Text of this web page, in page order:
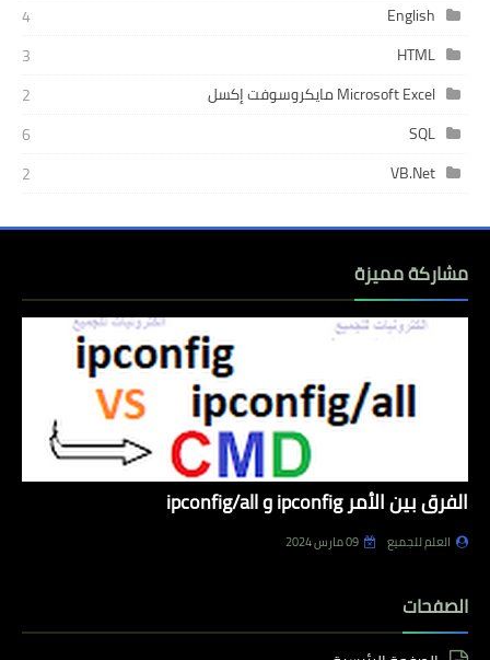
English
4
HTML
3
Microsoft Excel مايكروسوفت إكسل
2
SQL
6
VB.Net
2
مشاركة مميزة
الفرق بين الأمر ipconfig و ipconfig/all
العلم للجميع 09 مارس 2024
الصفحات